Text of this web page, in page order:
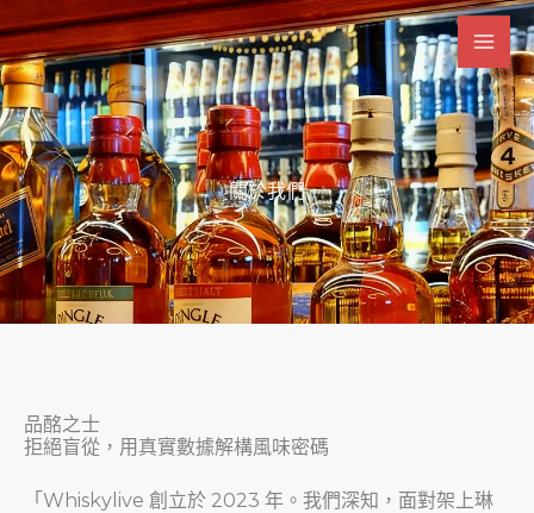
至
主
要
內
容
關於我們
品酩之士
拒絕盲從，用真實數據解構風味密碼
「Whiskylive 創立於 2023 年。我們深知，面對架上琳